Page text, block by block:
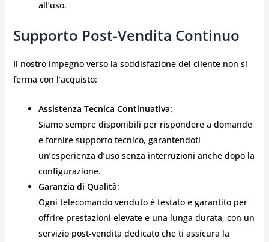
all’uso.
Supporto Post-Vendita Continuo
Il nostro impegno verso la soddisfazione del cliente non si
ferma con l’acquisto:
Assistenza Tecnica Continuativa:
Siamo sempre disponibili per rispondere a domande
e fornire supporto tecnico, garantendoti
un’esperienza d’uso senza interruzioni anche dopo la
configurazione.
Garanzia di Qualità:
Ogni telecomando venduto è testato e garantito per
offrire prestazioni elevate e una lunga durata, con un
servizio post-vendita dedicato che ti assicura la